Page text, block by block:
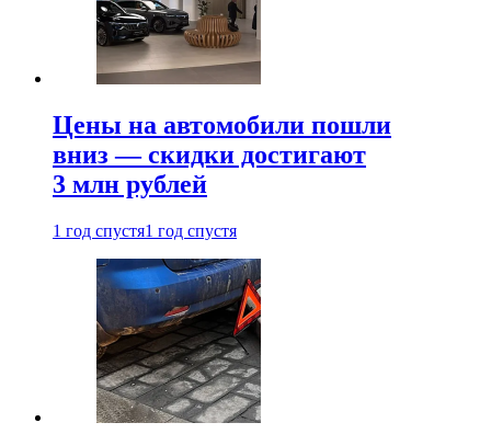
Цены на автомобили пошли
вниз — скидки достигают
3 млн рублей
1 год спустя1 год спустя